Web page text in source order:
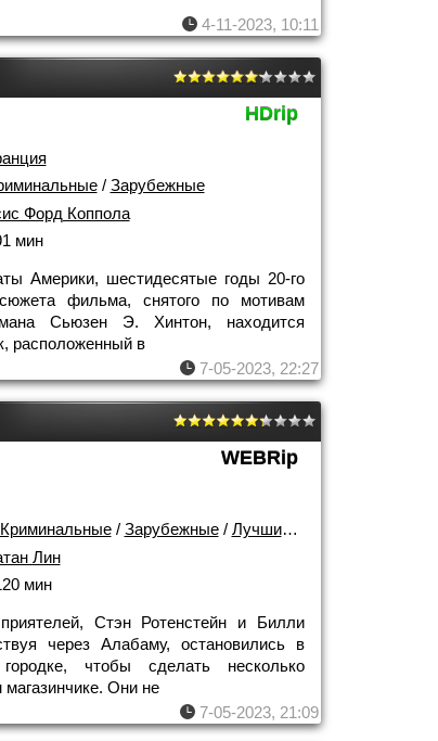
4-11-2023, 10:11
HDrip
/ Зарубежные
Форд Коппола
мин
Америки, шестидесятые годы 20-го
фильма, снятого по мотивам
Сьюзен Э. Хинтон, находится
расположенный в
7-05-2023, 22:27
WEBRip
Криминальные/ Зарубежные/ Лучшие фильмы!
Лин
мин
Стэн Ротенстейн и Билли
через Алабаму, остановились в
городке, чтобы сделать несколько
магазинчике. Они не
7-05-2023, 21:09